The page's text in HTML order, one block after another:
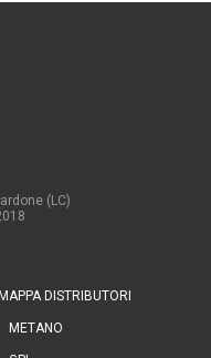
(LC)
MAPPA DISTRIBUTORI
METANO